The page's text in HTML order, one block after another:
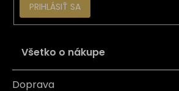
PRIHLÁSIŤ SA
Všetko o nákupe
Doprava